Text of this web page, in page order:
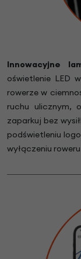
Innowacyjne
oświetlenie LED
rowerze w
ruchu ulicznym,
zaparkuj bez
podświetleniu
wyłączeniu